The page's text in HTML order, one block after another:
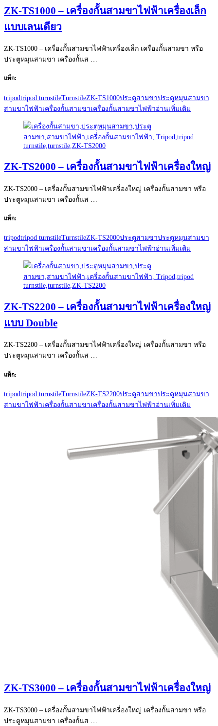
ZK-TS1000 – เครื่องกั้นสามขาไฟฟ้าเครื่องเล็ก
แบบเลนเดียว
ZK-TS1000 – เครื่องกั้นสามขาไฟฟ้าเครื่องเล็ก เครื่องกั้นสามขา หรือ
ประตูหมุนสามขา เครื่องกั้นส …
แท็ก:
tripodtripod turnstileTurnstileZK-TS1000ประตูสามขาประตูหมุนสามขา
สามขาไฟฟ้าเครื่องกั้นสามขาเครื่องกั้นสามขาไฟฟ้าอ่านเพิ่มเติม
ZK-TS2000 – เครื่องกั้นสามขาไฟฟ้าเครื่องใหญ่
ZK-TS2000 – เครื่องกั้นสามขาไฟฟ้าเครื่องใหญ่ เครื่องกั้นสามขา หรือ
ประตูหมุนสามขา เครื่องกั้นส …
แท็ก:
tripodtripod turnstileTurnstileZK-TS2000ประตูสามขาประตูหมุนสามขา
สามขาไฟฟ้าเครื่องกั้นสามขาเครื่องกั้นสามขาไฟฟ้าอ่านเพิ่มเติม
ZK-TS2200 – เครื่องกั้นสามขาไฟฟ้าเครื่องใหญ่
แบบ Double
ZK-TS2200 – เครื่องกั้นสามขาไฟฟ้าเครื่องใหญ่ เครื่องกั้นสามขา หรือ
ประตูหมุนสามขา เครื่องกั้นส …
แท็ก:
tripodtripod turnstileTurnstileZK-TS2200ประตูสามขาประตูหมุนสามขา
สามขาไฟฟ้าเครื่องกั้นสามขาเครื่องกั้นสามขาไฟฟ้าอ่านเพิ่มเติม
ZK-TS3000 – เครื่องกั้นสามขาไฟฟ้าเครื่องใหญ่
ZK-TS3000 – เครื่องกั้นสามขาไฟฟ้าเครื่องใหญ่ เครื่องกั้นสามขา หรือ
ประตูหมุนสามขา เครื่องกั้นส …